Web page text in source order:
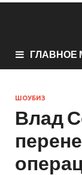
ГЛАВНОЕ
ШОУБИЗ
Влад